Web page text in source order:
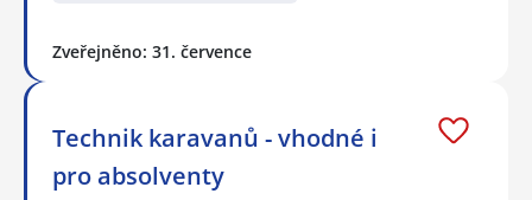
Zveřejněno: 31. července
Technik karavanů - vhodné i
pro absolventy